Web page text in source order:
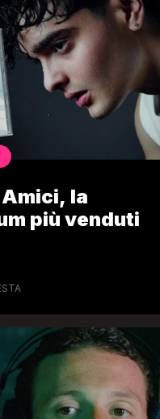
la
più venduti